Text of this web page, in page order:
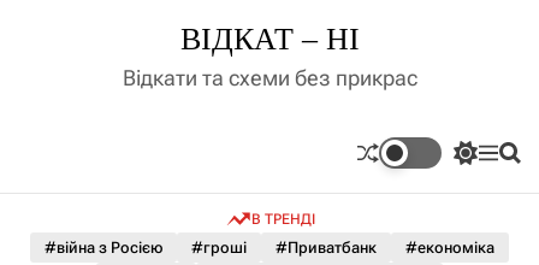
д
ВІДКАТ – НІ
Відкати та схеми без прикрас
П
м
М П
В ТРЕНДІ
#війна з Росією #гроші #Приватбанк
#економіка